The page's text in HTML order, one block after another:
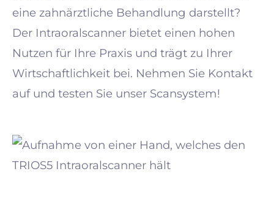
eine zahnärztliche Behandlung darstellt?
Der Intraoralscanner bietet einen hohen
Nutzen für Ihre Praxis und trägt zu Ihrer
Wirtschaftlichkeit bei. Nehmen Sie Kontakt
auf und testen Sie unser Scansystem!